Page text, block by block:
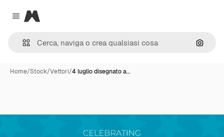
Close menu
Magnific
Cerca
Home/Stock/Vettori/4 luglio disegnato a…